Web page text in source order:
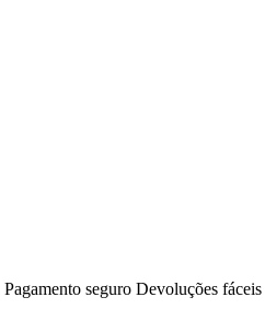
Pagamento seguro Devoluções fáceis